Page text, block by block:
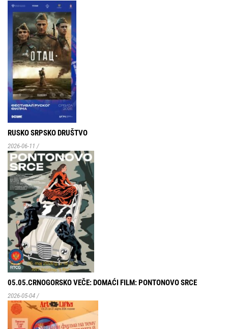
RUSKO SRPSKO DRUŠTVO
2026-06-11 /
05.05.CRNOGORSKO VEČE: DOMAĆI FILM: PONTONOVO SRCE
2026-05-04 /